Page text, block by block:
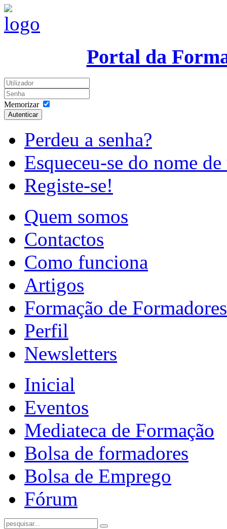
Portal da
Memorizar
Autenticar
Perdeu a senha?
Esqueceu-se do nome
Registe-se!
Quem somos
Contactos
Como funciona
Artigos
Formação de Formadores
Perfil
Newsletters
Inicial
Eventos
Mediateca de Formação
Bolsa de formadores
Bolsa de Emprego
Fórum